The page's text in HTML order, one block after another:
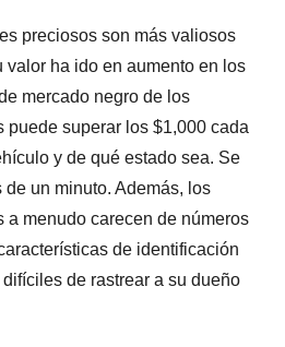
preciosos son más valiosos
valor ha ido en aumento en los
mercado negro de los
puede superar los $1,000 cada
y de qué estado sea. Se
un minuto. Además, los
a menudo carecen de números
de identificación
de rastrear a su dueño